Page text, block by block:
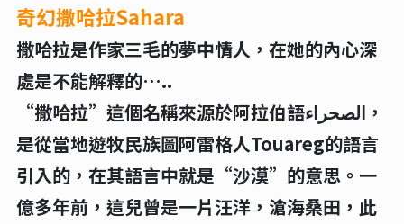
奇幻撒哈拉Sahara
撒哈拉是作家三毛的夢中情人，在她的內心深
處是不能解釋的…..
“撒哈拉”這個名稱來源於阿拉伯語الصحراء，
是從當地遊牧民族圖阿雷格人Touareg的語言
引入的，在其語言中就是“沙漠”的意思。一
億多年前，這兒曾是一片汪洋，滄海桑田，此